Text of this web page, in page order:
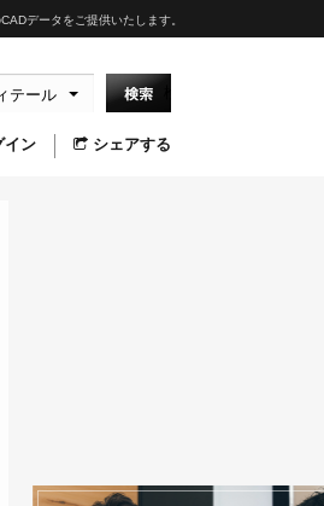
データをご提供いたします。
テール
イン シェアする